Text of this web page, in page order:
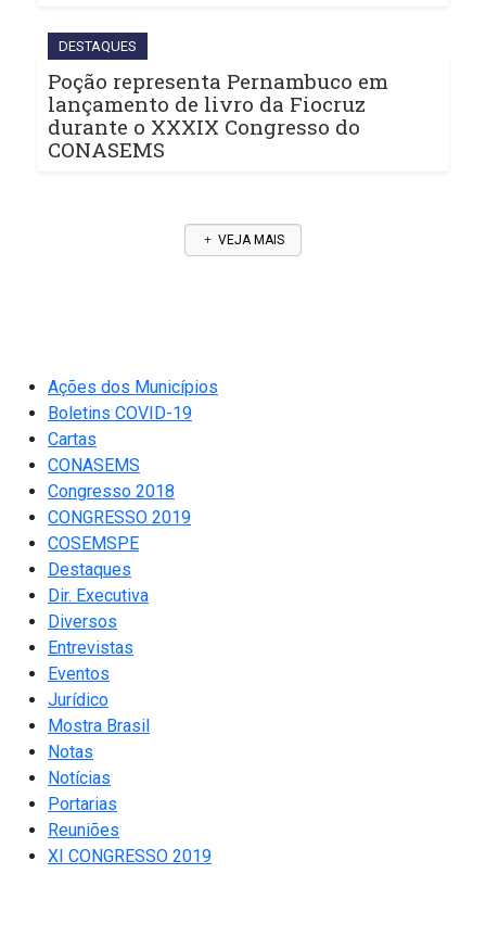
DESTAQUES
Poção representa Pernambuco em
lançamento de livro da Fiocruz
durante o XXXIX Congresso do
CONASEMS
VEJA MAIS
Ações dos Municípios
Boletins COVID-19
Cartas
CONASEMS
Congresso 2018
CONGRESSO 2019
COSEMSPE
Destaques
Dir. Executiva
Diversos
Entrevistas
Eventos
Jurídico
Mostra Brasil
Notas
Notícias
Portarias
Reuniões
XI CONGRESSO 2019